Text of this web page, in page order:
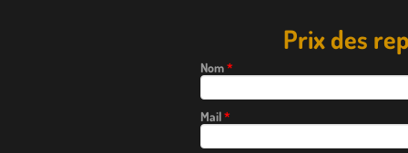
Prix des
Nom*
Mail*